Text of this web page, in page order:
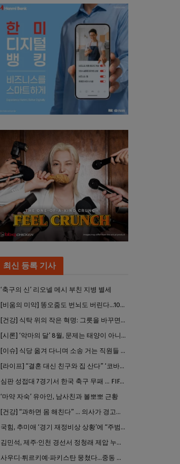
최신 등록 기사
‘축구의 신’ 리오넬 메시 부친 지병 별세
[비움의 미악] 똥오줌도 번뇌도 버린다…100년 해우소의 철학
[건강] 식탁 위의 작은 혁명: 그릇을 바꾸면 몸이 바뀐다
[시론] ‘악마의 달’ 8월, 문제는 태양이 아니었다
[이슈] 식당 옮겨 다니며 소송 거는 직원들 .. “채용 전 반드시 확인해야”
[라이프] “결혼 대신 친구와 집 산다” ‘코바잉’ 뜬다 … 내 집 마련 공식 바뀌었다
심판 성접대 7경기서 한국 축구 무패 … FIFA 국제 스캔들 번지나
‘마약 자숙’ 유아인, 남사친과 볼뽀뽀 근황
[건강] “과하면 몸 해친다” … 의사가 경고한 ‘건강습관’ 5가지
국힘, 추미애 ‘경기 재정비상 상황’에 “주범은 이재명 전 지사”
김민석, 제주·인천 경선서 정청래 제압 누적 1위 탈환
사우디·튀르키예·파키스탄 뭉쳤다…중동 새 안보축 부상하나